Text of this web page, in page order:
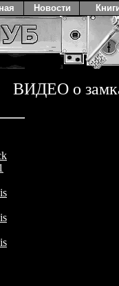
ВИДЕО о
Новости